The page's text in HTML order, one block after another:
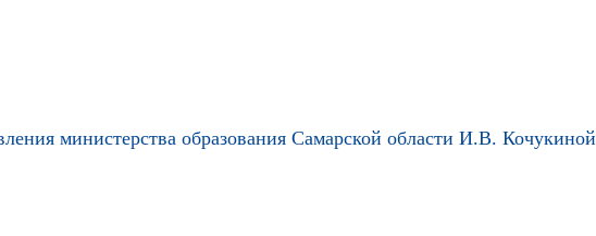
министерства образования Самарской области И.В. Кочукиной